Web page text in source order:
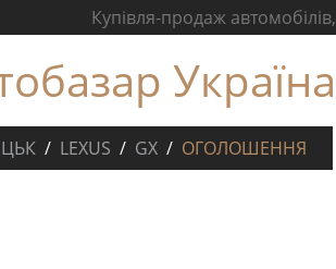
Купівля-продаж
Україна
LEXUS GX ОГОЛОШЕННЯ